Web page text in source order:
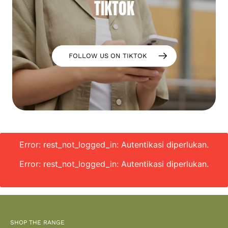
TIKTOK
FOLLOW US ON TIKTOK
Error: rest_not_logged_in: Autentikasi diperlukan.
Error: rest_not_logged_in: Autentikasi diperlukan.
SHOP THE RANGE